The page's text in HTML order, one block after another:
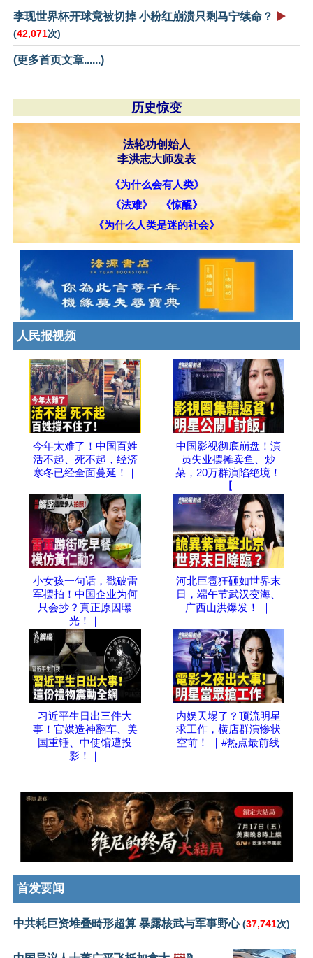
李现世界杯开球竟被切掉 小粉红崩溃只剩马宁续命？ ▶️
(42,071次)
(更多首页文章......)
历史惊变
法轮功创始人
李洪志大师发表
《为什么会有人类》
《法难》
《惊醒》
《为什么人类是迷的社会》
人民报视频
今年太难了！中国百姓
活不起、死不起，经济
寒冬已经全面蔓延！｜
中国影视彻底崩盘！演
员失业摆摊卖鱼、炒
菜，20万群演陷绝境！
【
小女孩一句话，戳破雷
军摆拍！中国企业为何
只会抄？真正原因曝
光！｜
河北巨雹狂砸如世界末
日，端午节武汉变海、
广西山洪爆发！ ｜
习近平生日出三件大
事！官媒造神翻车、美
国重锤、中使馆遭投
影！｜
内娱天塌了？顶流明星
求工作，横店群演惨状
空前！ ｜#热点最前线
首发要闻
中共耗巨资堆叠畸形超算 暴露核武与军事野心(37,741次)